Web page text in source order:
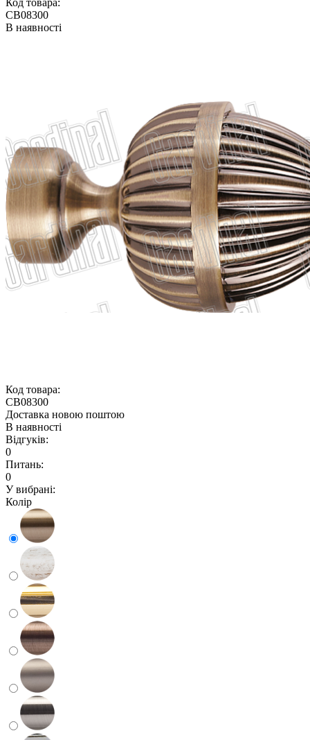
Код товара:
CB08300
В наявності
Код товара:
CB08300
Доставка новою поштою
В наявності
Відгуків:
0
Питань:
0
У вибрані:
Колір